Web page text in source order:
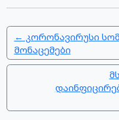
← კორონავირუსი
მონაცემები